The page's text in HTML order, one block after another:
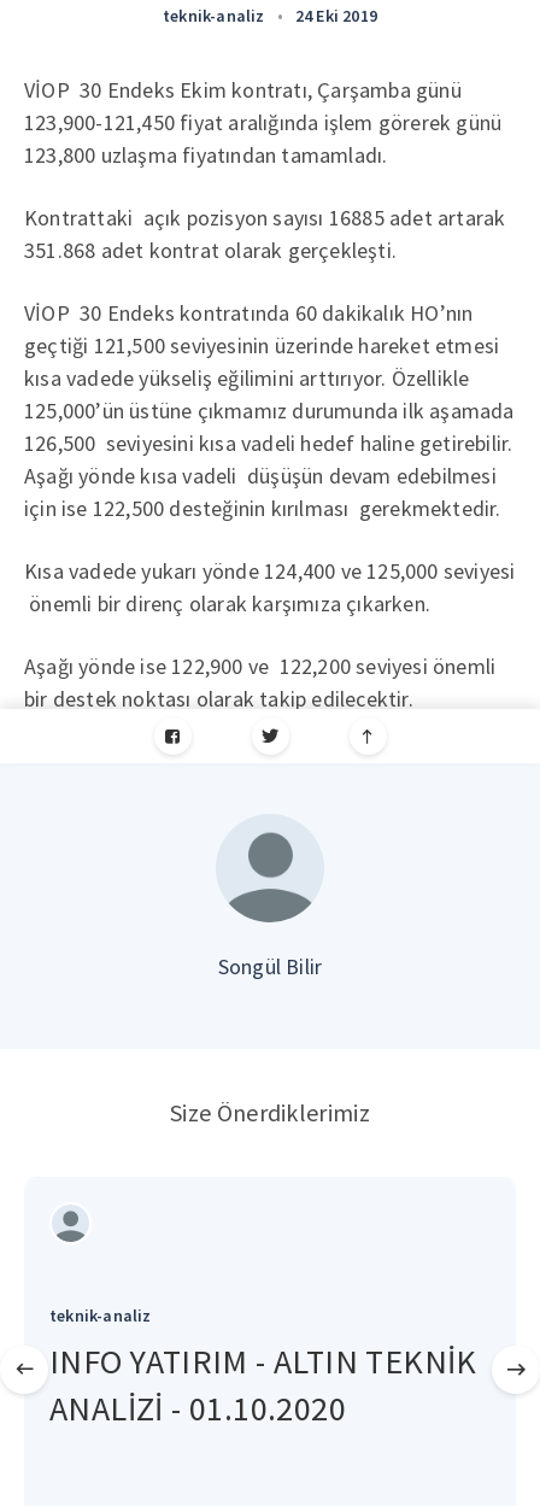
teknik-analiz • 24 Eki 2019
VİOP 30 Endeks Ekim kontratı, Çarşamba günü
123,900-121,450 fiyat aralığında işlem görerek günü
123,800 uzlaşma fiyatından tamamladı.
Kontrattaki açık pozisyon sayısı 16885 adet artarak
351.868 adet kontrat olarak gerçekleşti.
VİOP 30 Endeks kontratında 60 dakikalık HO’nın
geçtiği 121,500 seviyesinin üzerinde hareket etmesi
kısa vadede yükseliş eğilimini arttırıyor. Özellikle
125,000’ün üstüne çıkmamız durumunda ilk aşamada
126,500 seviyesini kısa vadeli hedef haline getirebilir.
Aşağı yönde kısa vadeli düşüşün devam edebilmesi
için ise 122,500 desteğinin kırılması gerekmektedir.
Kısa vadede yukarı yönde 124,400 ve 125,000 seviyesi
önemli bir direnç olarak karşımıza çıkarken.
Aşağı yönde ise 122,900 ve 122,200 seviyesi önemli
bir destek noktası olarak takip edilecektir.
Songül Bilir
Size Önerdiklerimiz
teknik-analiz
INFO YATIRIM - ALTIN TEKNİK
ANALİZİ - 01.10.2020